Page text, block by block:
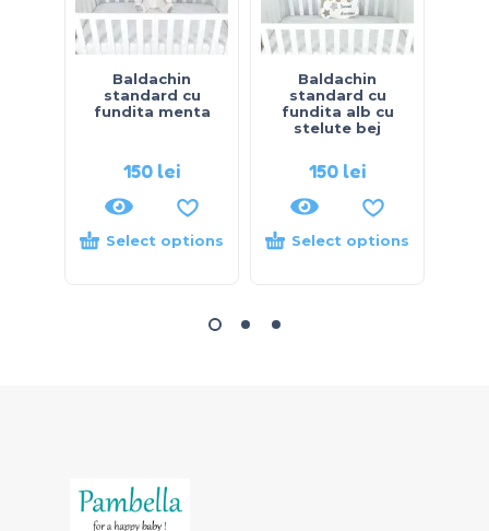
Baldachin
standard cu
fundita menta
150 lei
Select options
Baldachin
standard cu
fundita alb cu
stelute bej
150 lei
Select options